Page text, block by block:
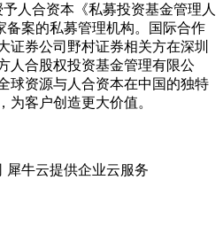
予人合资本《私募投资基金管理人
备案的私募管理机构。国际合作
证券公司野村证券相关方在深圳
人合股权投资基金管理有限公
球资源与人合资本在中国的独特
为客户创造更大价值。
犀牛云提供企业云服务